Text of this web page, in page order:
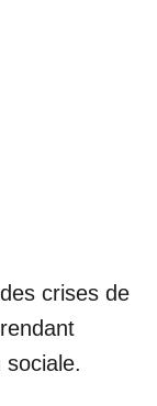
crises de
sociale.